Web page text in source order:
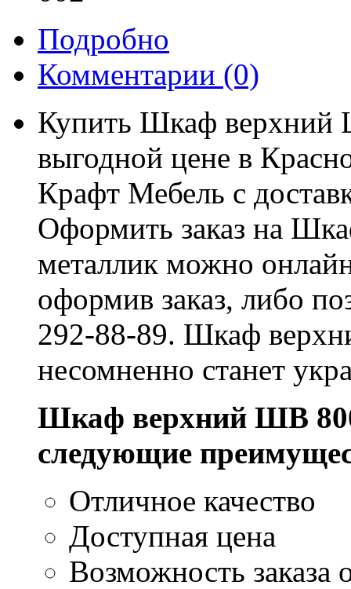
Подробно
Комментарии (0)
Купить Шкаф верхний
выгодной цене в
Крафт Мебель с
Оформить заказ на
металлик можно
оформив заказ, либо
292-88-89. Шкаф
несомненно станет
Шкаф верхний ШВ
следующие
Отличное качество
Доступная цена
Возможность заказа